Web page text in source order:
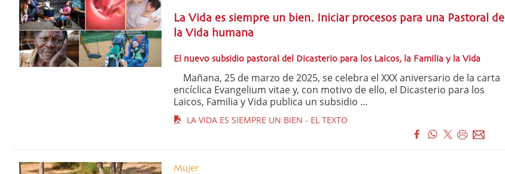
La Vida es siempre un bien. Iniciar procesos para una Pastoral de
la Vida humana
El nuevo subsidio pastoral del Dicasterio para los Laicos, la Familia y la Vida
Mañana, 25 de marzo de 2025, se celebra el XXX aniversario de la carta
encíclica Evangelium vitae y, con motivo de ello, el Dicasterio para los
Laicos, Familia y Vida publica un subsidio ...
LA VIDA ES SIEMPRE UN BIEN - EL TEXTO
Mujer